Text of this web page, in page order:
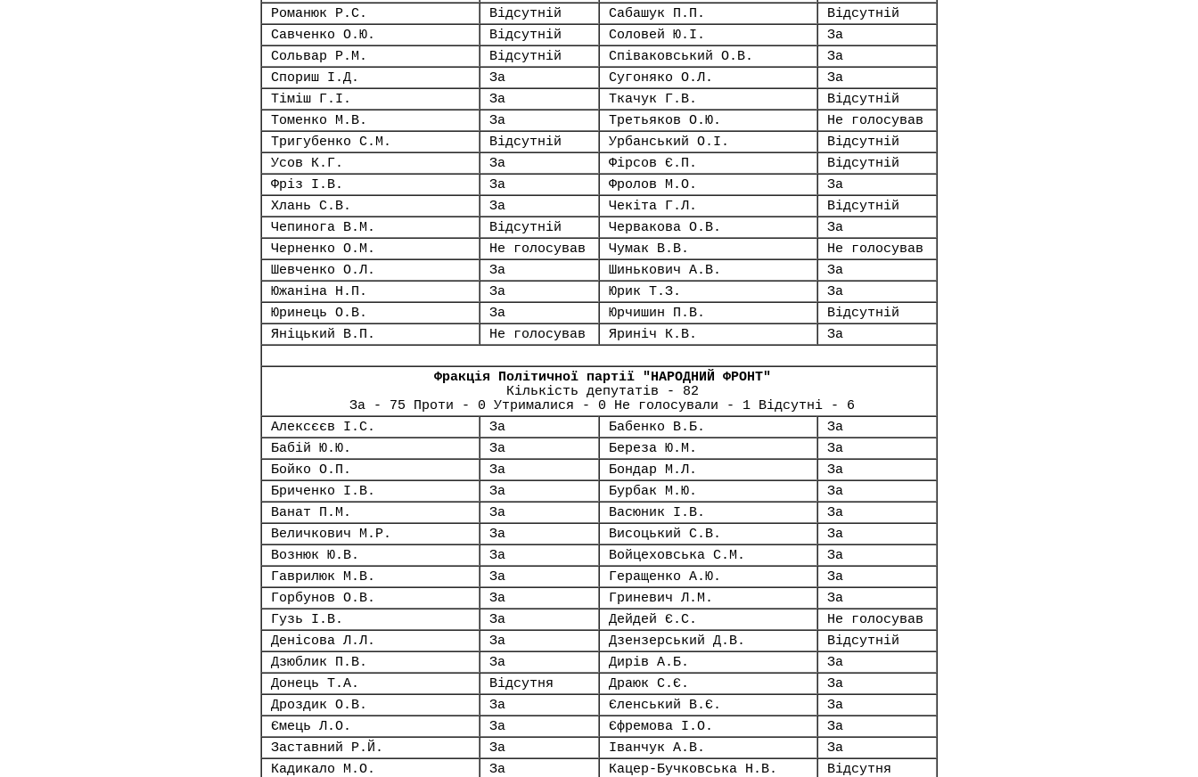
Романюк Р.С.
Відсутній Сабашук П.П.
Відсутній
Савченко О.Ю.
Відсутній Соловей Ю.І.
За
Сольвар Р.М.
Відсутній Співаковський О.В.
За
Спориш І.Д.
За Сугоняко О.Л.
За
Тіміш Г.І.
За Ткачук Г.В.
Відсутній
Томенко М.В.
За Третьяков О.Ю.
Не голосував
Тригубенко С.М.
Відсутній Урбанський О.І.
Відсутній
Усов К.Г.
За Фірсов Є.П.
Відсутній
Фріз І.В.
За Фролов М.О.
За
Хлань С.В.
За Чекіта Г.Л.
Відсутній
Чепинога В.М.
Відсутній Червакова О.В.
За
Черненко О.М.
Не голосував Чумак В.В.
Не голосував
Шевченко О.Л.
За Шинькович А.В.
За
Южаніна Н.П.
За Юрик Т.З.
За
Юринець О.В.
За Юрчишин П.В.
Відсутній
Яніцький В.П.
Не голосував Яриніч К.В. За
Фракція Політичної партії "НАРОДНИЙ ФРОНТ"
Кількість депутатів - 82
За - 75 Проти - 0 Утрималися - 0 Не голосували - 1 Відсутні - 6
Алексєєв І.С.
За Бабенко В.Б.
За
Бабій Ю.Ю.
За Береза Ю.М.
За
Бойко О.П.
За Бондар М.Л.
За
Бриченко І.В.
За Бурбак М.Ю.
За
Ванат П.М.
За Васюник І.В.
За
Величкович М.Р.
За Висоцький С.В.
За
Вознюк Ю.В.
За Войцеховська С.М.
За
Гаврилюк М.В.
За Геращенко А.Ю.
За
Горбунов О.В.
За Гриневич Л.М.
За
Гузь І.В.
За Дейдей Є.С.
Не голосував
Денісова Л.Л.
За Дзензерський Д.В.
Відсутній
Дзюблик П.В.
За Дирів А.Б.
За
Донець Т.А.
Відсутня Драюк С.Є.
За
Дроздик О.В.
За Єленський В.Є.
За
Ємець Л.О.
За Єфремова І.О.
За
Заставний Р.Й.
За Іванчук А.В.
За
Кадикало М.О.
За Кацер-Бучковська Н.В.
Відсутня